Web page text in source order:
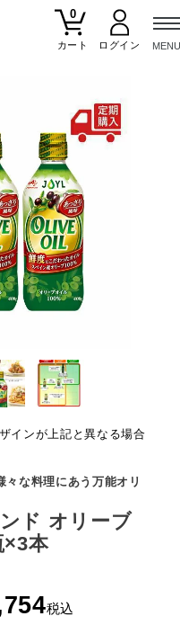
0
カート
インが上記と異なる場合
な料理にあう万能オリ
ド オリーブ
×3本
税込